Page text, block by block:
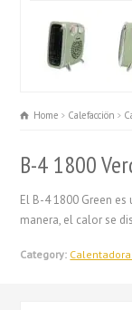
Home Calefacciön
B-4 1800
El B-4 1800 Green
manera, el calor se
Category: